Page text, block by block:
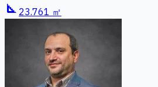
square_foot 23.761 ㎡